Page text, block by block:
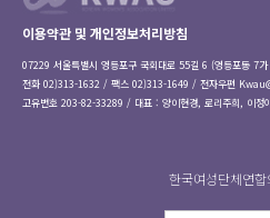
이용약관 및 개인정보처리방침
07229 서울특별시 영등포구 국회대로 55길 6 (영등포동 7
전화 02)313-1632 / 팩스 02)313-1649 / 전자우편
고유번호 203-82-33289 / 대표 : 양이현경, 로리주희, 이정
한국여성단체연